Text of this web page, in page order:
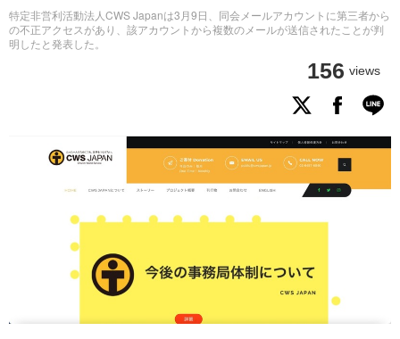
特定非営利活動法人CWS Japanは3月9日、同会メールアカウントに第三者から
の不正アクセスがあり、該アカウントから複数のメールが送信されたことが判
明したと発表した。
156 views